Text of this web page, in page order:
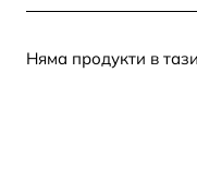
Няма продукти в